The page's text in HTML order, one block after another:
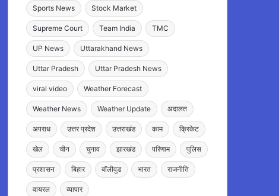
Sports News Stock Market
Supreme Court Team India TMC
UP News Uttarakhand News
Uttar Pradesh Uttar Pradesh News
viral video Weather Forecast
Weather News Weather Update अदालत
अपराध उत्तर प्रदेश उत्तराखंड काम क्रिकेट
खेल चीन चुनाव झारखंड परिणाम पुलिस
प्रशासन बिहार बॉलीवुड भारत राजनीति
वायरल व्यापार